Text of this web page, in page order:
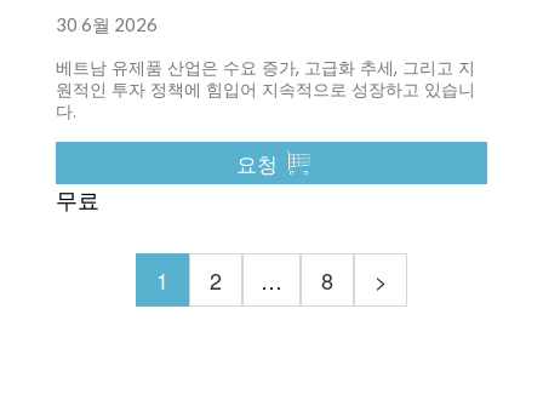
30 6월 2026
베트남 유제품 산업은 수요 증가, 고급화 추세, 그리고 지
원적인 투자 정책에 힘입어 지속적으로 성장하고 있습니
다.
요청
무료
1 2 … 8 >